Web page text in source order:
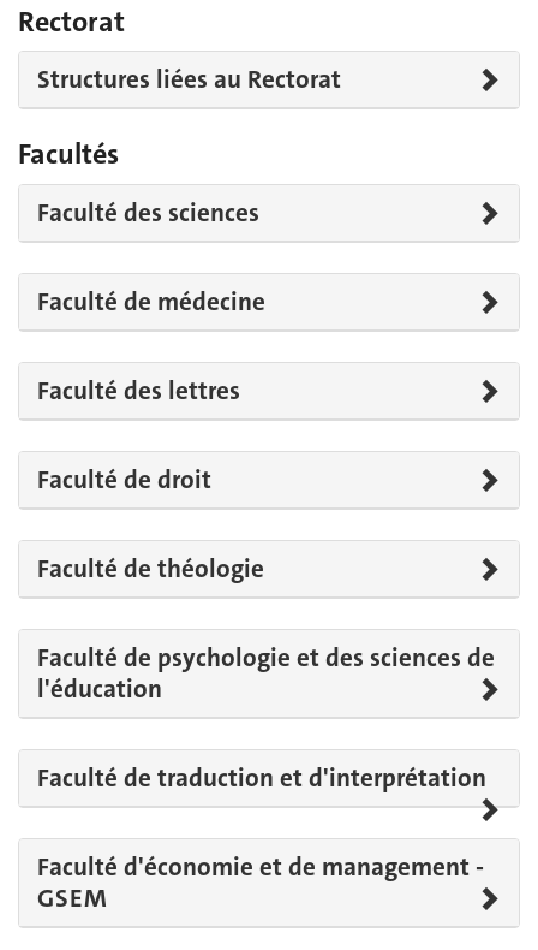
Rectorat
Structures liées au Rectorat
Facultés
Faculté des sciences
Faculté de médecine
Faculté des lettres
Faculté de droit
Faculté de théologie
Faculté de psychologie et des sciences de
l'éducation
Faculté de traduction et d'interprétation
Faculté d'économie et de management -
GSEM